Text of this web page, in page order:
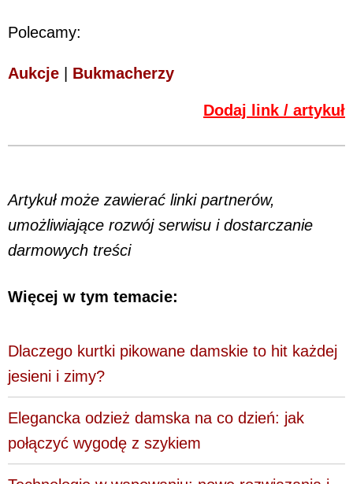
Polecamy:
Aukcje Bukmacherzy
Dodaj link / artykuł
Artykuł może zawierać linki partnerów,
umożliwiające rozwój serwisu i dostarczanie
darmowych treści
Więcej w tym temacie:
Dlaczego kurtki pikowane damskie to hit każdej
jesieni i zimy?
Elegancka odzież damska na co dzień: jak
połączyć wygodę z szykiem